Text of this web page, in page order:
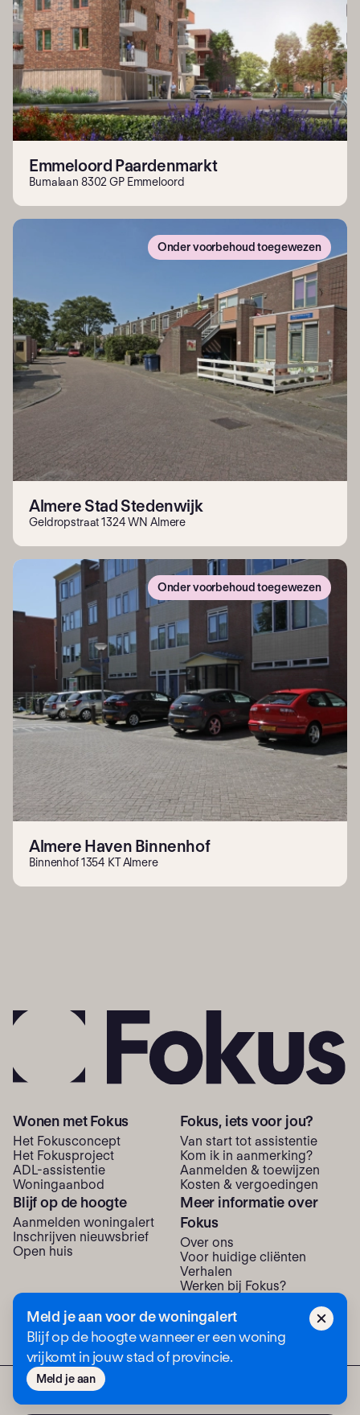
Emmeloord Paardenmarkt
Bumalaan 8302 GP Emmeloord
Onder voorbehoud toegewezen
Almere Stad Stedenwijk
Geldropstraat 1324 WN Almere
Onder voorbehoud toegewezen
Almere Haven Binnenhof
Binnenhof 1354 KT Almere
Wonen met Fokus
Het Fokusconcept
Het Fokusproject
ADL-assistentie
Woning­aanbod
Fokus, iets voor jou?
Van start tot assistentie
Kom ik in aanmerking?
Aanmelden & toewijzen
Kosten & vergoedingen
Blijf op de hoogte
Aanmelden woningalert
Inschrijven nieuwsbrief
Open huis
Meer informatie over
Fokus
Over ons
Voor huidige cliënten
Verhalen
Werken bij Fokus?
Neem contact met ons op
Meld je aan voor de woningalert
Blijf op de hoogte wanneer er een woning
vrijkomt in jouw stad of provincie.
Meld je aan